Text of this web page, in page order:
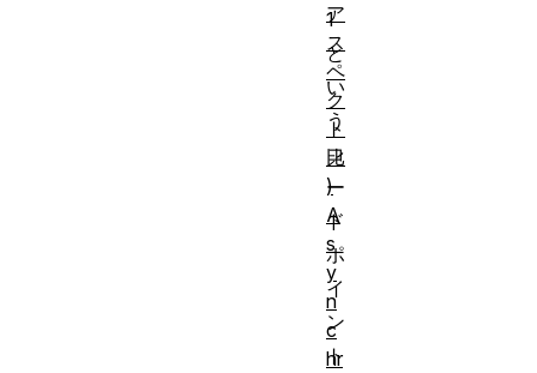
1
と
い
う
コ
ー
ド
ポ
イ
ン
ト
ア
ス
ペ
ク
ト
比
)
A
s
y
n
c
hr